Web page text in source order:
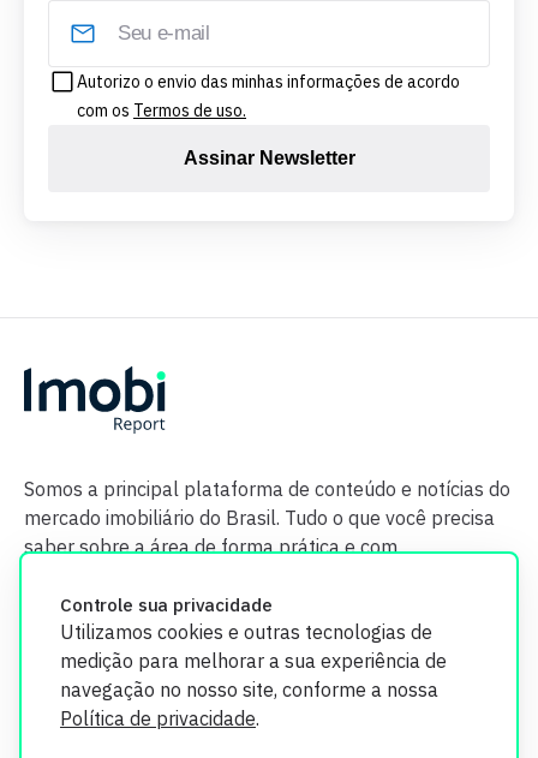
Controle sua privacidade
Utilizamos cookies e outras tecnologias de
medição para melhorar a sua experiência de
navegação no nosso site, conforme a nossa
Política de privacidade.
Autorizo o envio das minhas informações de acordo
com os Termos de uso.
Assinar Newsletter
Somos a principal plataforma de conteúdo e notícias do
mercado imobiliário do Brasil. Tudo o que você precisa
saber sobre a área de forma prática e com